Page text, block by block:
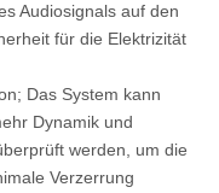
Audiosignals auf den
für die Elektrizität
Das System kann
Dynamik und
werden, um die
Verzerrung